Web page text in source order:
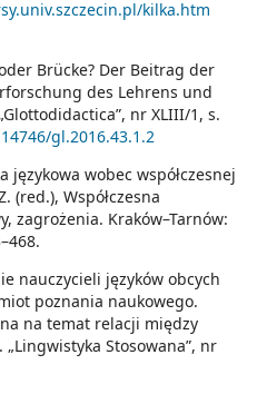
kilka.htm
Brücke? Der Beitrag der
des Lehrens und
nr XLIII/1, s.
gl.2016.43.1.2
językowa wobec współczesnej
(red.), Współczesna
zagrożenia. Kraków–Tarnów:
nauczycieli języków obcych
poznania naukowego.
na temat relacji między
Stosowana”, nr